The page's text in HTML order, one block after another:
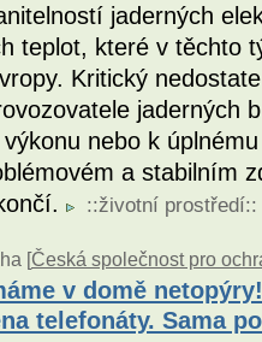
jaderných
teplot, které v těchto
Kritický
jaderných
nebo k
a stabilním
::životní prostředí::
[Česká společnost pro
v domě
telefonáty. Sama